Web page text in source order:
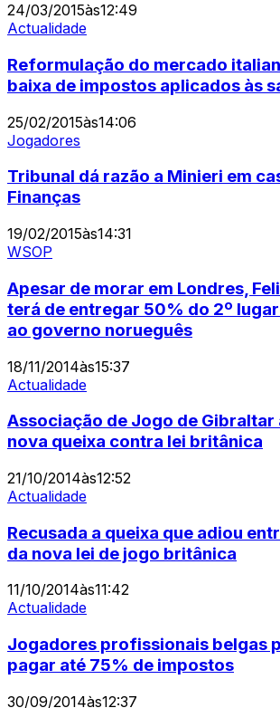
24/03/2015às12:49
Actualidade
Reformulação do mercado
baixa de impostos aplicados às
25/02/2015às14:06
Jogadores
Tribunal dá razão a Minieri em
Finanças
19/02/2015às14:31
WSOP
Apesar de morar em Londres,
terá de entregar 50% do 2º
ao governo norueguês
18/11/2014às15:37
Actualidade
Associação de Jogo de Gibraltar
nova queixa contra lei britânica
21/10/2014às12:52
Actualidade
Recusada a queixa que adiou
da nova lei de jogo britânica
11/10/2014às11:42
Actualidade
Jogadores profissionais belgas
pagar até 75% de impostos
30/09/2014às12:37